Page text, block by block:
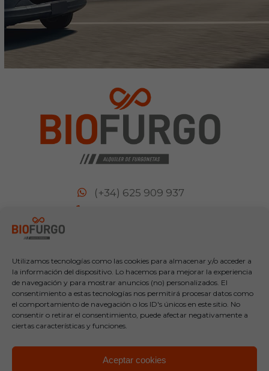
Utilizamos tecnologías como las cookies para almacenar y/o acceder a
la información del dispositivo. Lo hacemos para mejorar la experiencia
de navegación y para mostrar anuncios (no) personalizados. El
consentimiento a estas tecnologías nos permitirá procesar datos como
el comportamiento de navegación o los ID's únicos en este sitio. No
consentir o retirar el consentimiento, puede afectar negativamente a
ciertas características y funciones.
Aceptar cookies
(+34) 625 909 937
Términos de condiciones y uso
Localización y contacto